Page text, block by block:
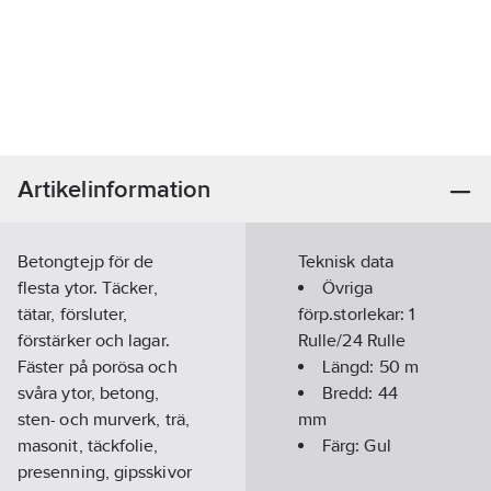
Artikelinformation
Betongtejp för de
flesta ytor. Täcker,
tätar, försluter,
förstärker och lagar.
Fäster på porösa och
svåra ytor, betong,
sten- och murverk, trä,
masonit, täckfolie,
presenning, gipsskivor
Teknisk data
Övriga
förp.storlekar:1
Rulle/24 Rulle
Längd: 50 m
Bredd: 44
mm
Färg:Gul